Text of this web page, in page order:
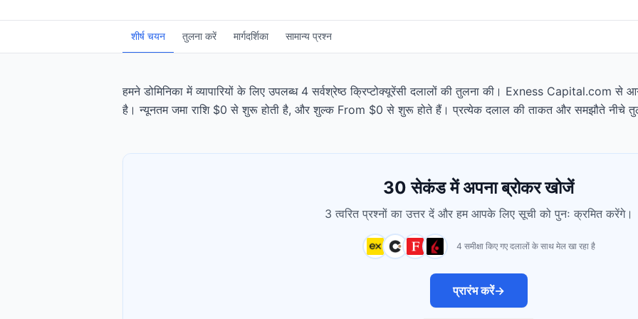
शीर्ष चयन तुलना करें मार्गदर्शिका सामान्य प्रश्न
हमने डोमिनिका में व्यापारियों के लिए उपलब्ध 4 सर्वश्रेष्ठ क्रिप्टोक्यूरेंसी दलालों की तुलना की। Exness
है। न्यूनतम जमा राशि $0 से शुरू होती है, और शुल्क From $0 से शुरू होते हैं। प्रत्येक दलाल की ताकत और समझौते नीचे
30 सेकंड में अपना ब्रोकर खोजें
3 त्वरित प्रश्नों का उत्तर दें और हम आपके लिए सूची को पुनः क्रमित करेंगे।
4 समीक्षा किए गए दलालों के साथ मेल खा रहा है
प्रारंभ करें→